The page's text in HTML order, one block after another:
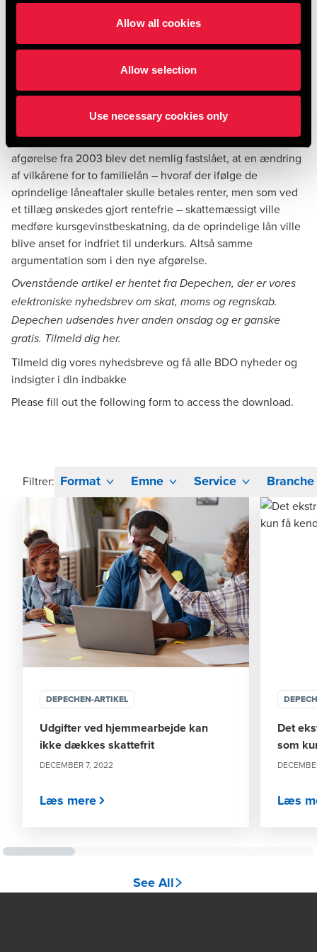
Allow all cookies
Allow selection
Use necessary cookies only
Nogle vil måske tænke, at problemet ville være løst, hvis
oprindelige aftale. Dette er imidlertid ikke tilfældet. I
afgørelsen anføres, at et lån ikke kan anses for stiftet på
det indeholder en klausul om, at gælden bortfalder i visse
Afgørelsen er efter vores opfattelse ikke overraskende. I en
afgørelse fra 2003 blev det nemlig fastslået, at en ændring
af vilkårene for to familielån – hvoraf der ifølge de
oprindelige låneaftaler skulle betales renter, men som ved
et tillæg ønskedes gjort rentefrie – skattemæssigt ville
medføre kursgevinstbeskatning, da de oprindelige lån ville
blive anset for indfriet til underkurs. Altså samme
argumentation som i den nye afgørelse.
Ovenstående artikel er hentet fra Depechen, der er vores
elektroniske nyhedsbrev om skat, moms og regnskab.
Depechen udsendes hver anden onsdag og er ganske
gratis. Tilmeld dig her.
Tilmeld dig vores nyhedsbreve og få alle BDO nyheder og
indsigter i din indbakke
Please fill out the following form to access the download.
Filtrer: Format Emne Service Branche
DEPECHEN-ARTIKEL
Udgifter ved hjemmearbejde kan
ikke dækkes skattefrit
DECEMBER 7, 2022
Læs mere
Det
som
Læs
See All